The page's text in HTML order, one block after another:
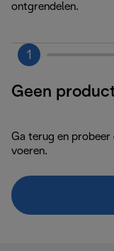
ontgrendelen.
1
Geen
Ga terug en
voeren.